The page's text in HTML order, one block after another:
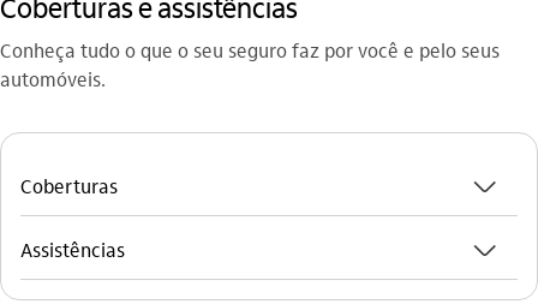
Conheça tudo o que o seu seguro faz por você e pelo seus
automóveis.
Coberturas seta_baixo
Assistências seta_baixo